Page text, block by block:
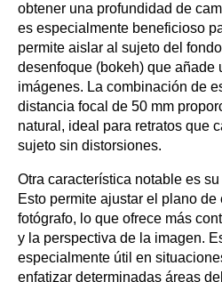
obtener una profundidad de
es especialmente beneficioso
permite aislar al sujeto del
desenfoque (bokeh) que añade
imágenes. La combinación de
distancia focal de 50 mm
natural, ideal para retratos que
sujeto sin distorsiones.
Otra característica notable es
Esto permite ajustar el plano de
fotógrafo, lo que ofrece más
y la perspectiva de la imagen.
especialmente útil en
enfatizar determinadas áreas